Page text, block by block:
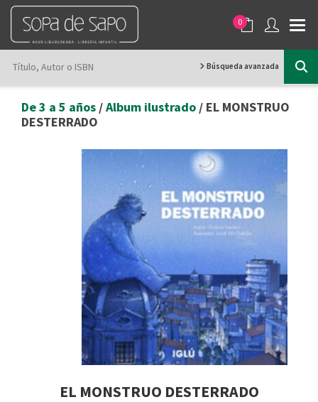
0
Búsqueda avanzada
De 3 a 5 años /Album ilustrado / EL MONSTRUO
DESTERRADO
EL MONSTRUO DESTERRADO